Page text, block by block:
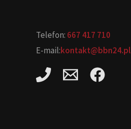
Telefon: 667 417 710
E-mail:kontakt@bbn24.pl